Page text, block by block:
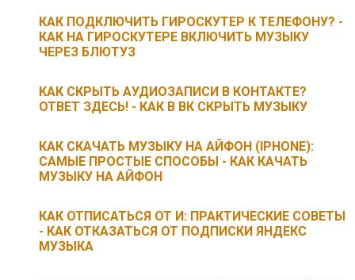
КАК ПОДКЛЮЧИТЬ ГИРОСКУТЕР К ТЕЛЕФОНУ? -
КАК НА ГИРОСКУТЕРЕ ВКЛЮЧИТЬ МУЗЫКУ
ЧЕРЕЗ БЛЮТУЗ
КАК СКРЫТЬ АУДИОЗАПИСИ В КОНТАКТЕ?
ОТВЕТ ЗДЕСЬ! - КАК В ВК СКРЫТЬ МУЗЫКУ
КАК СКАЧАТЬ МУЗЫКУ НА АЙФОН (IPHONE):
САМЫЕ ПРОСТЫЕ СПОСОБЫ - КАК КАЧАТЬ
МУЗЫКУ НА АЙФОН
КАК ОТПИСАТЬСЯ ОТ И: ПРАКТИЧЕСКИЕ СОВЕТЫ
- КАК ОТКАЗАТЬСЯ ОТ ПОДПИСКИ ЯНДЕКС
МУЗЫКА